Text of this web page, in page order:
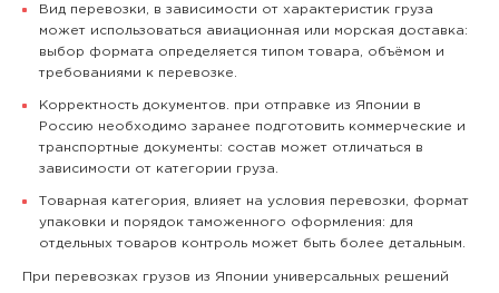
Вид перевозки, в зависимости от характеристик груза
может использоваться авиационная или морская доставка:
выбор формата определяется типом товара, объёмом и
требованиями к перевозке.
Корректность документов. при отправке из Японии в
Россию необходимо заранее подготовить коммерческие и
транспортные документы: состав может отличаться в
зависимости от категории груза.
Товарная категория, влияет на условия перевозки, формат
упаковки и порядок таможенного оформления: для
отдельных товаров контроль может быть более детальным.
При перевозках грузов из Японии универсальных решений